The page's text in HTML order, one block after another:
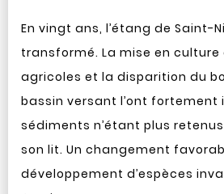
En vingt ans, l’étang de Saint-
transformé. La mise en culture
agricoles et la disparition du
bassin versant l’ont fortement
sédiments n’étant plus
son lit. Un changement
développement d’espèces